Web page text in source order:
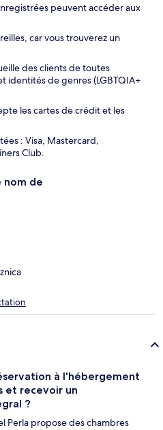
peuvent accéder aux
car vous trouverez un
des clients de toutes
identités de genres (LGBTQIA+
les cartes de crédit et les
: Visa, Mastercard,
Club.
nom de
à l'hébergement
et recevoir un
?
Perla propose des chambres